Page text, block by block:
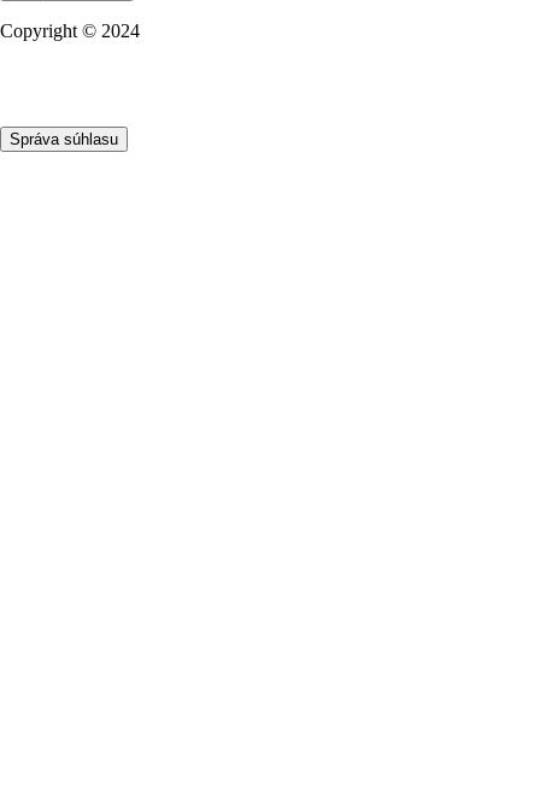
Copyright © 2024
Správa súhlasu